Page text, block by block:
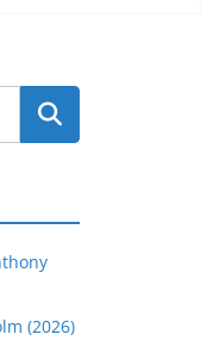
(2026)